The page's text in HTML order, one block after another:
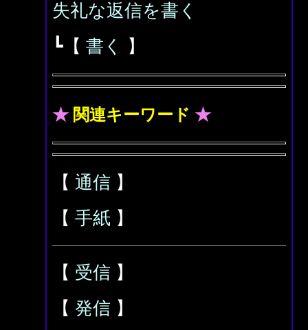
失礼な返信を書く
┗【 書く 】
★ 関連キーワード ★
【 通信 】
【 手紙 】
【 受信 】
【 発信 】